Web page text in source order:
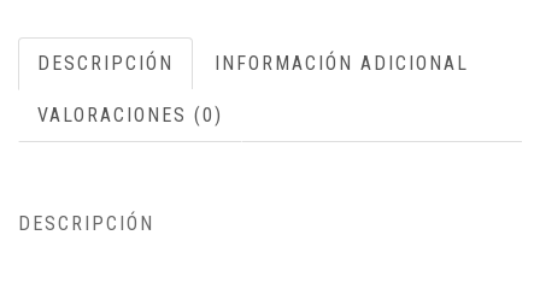
DESCRIPCIÓN INFORMACIÓN ADICIONAL
VALORACIONES (0)
DESCRIPCIÓN